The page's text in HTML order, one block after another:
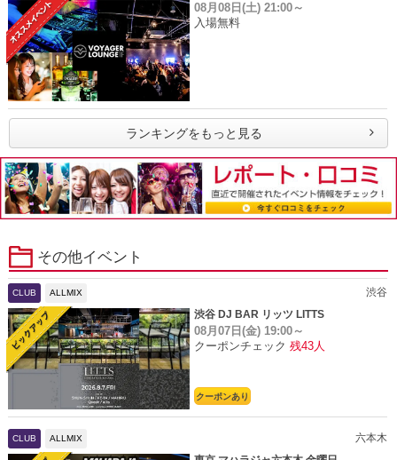
08月08日(土) 21:00～
入場無料
ランキングをもっと見る
その他イベント
CLUB ALLMIX
渋谷
渋谷 DJ BAR リッツ LITTS
08月07日(金) 19:00～
クーポンチェック 残43人
クーポンあり
CLUB ALLMIX
六本木